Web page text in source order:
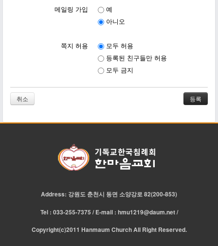
메일링 가입
예
아니오
쪽지 허용
모두 허용
등록된 친구들만 허용
모두 금지
취소
Address: 강원도 춘천시 동면 소양강로 82(200-853)
Tel : 033-255-7375 / E-mail : hmu1219@daum.net /
Copyright(c)2011 Hanmaum Church All Right Reserved.